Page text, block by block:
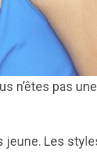
n’êtes pas
Les